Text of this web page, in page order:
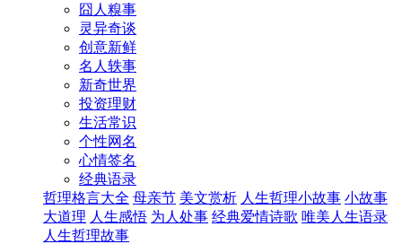
囧人糗事
灵异奇谈
创意新鲜
名人轶事
新奇世界
投资理财
生活常识
个性网名
心情签名
经典语录
哲理格言大全 母亲节 美文赏析 人生哲理小故事 小故事
大道理 人生感悟 为人处事 经典爱情诗歌 唯美人生语录
人生哲理故事